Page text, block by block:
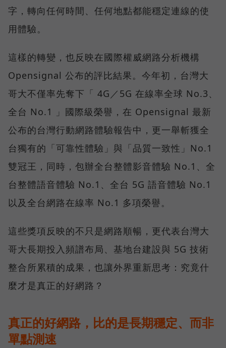
字，轉向任何時間、任何地點都能穩定連線的使
用體驗。
這樣的轉變，也反映在國際權威網路分析機構
Opensignal 公布的評比結果。今年初，台灣大
哥大不僅率先奪下「 4G／5G 在線率全球 No.3、
全台 No.1 」國際級榮譽，在 Opensignal 最新
公布的台灣行動網路體驗報告中，更一舉斬獲全
台獨有的「可靠性體驗」與「品質一致性」No.1
雙冠王，同時，包辦全台整體影音體驗 No.1、全
台整體語音體驗 No.1、全台 5G 語音體驗 No.1
以及全台網路在線率 No.1 多項榮譽。
這些獎項反映的不只是網路順暢，更代表台灣大
哥大長期投入頻譜布局、基地台建設與 5G 技術
整合所累積的成果，也讓外界重新思考：究竟什
麼才是真正的好網路？
真正的好網路，比的是長期穩定、而非
單點測速